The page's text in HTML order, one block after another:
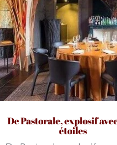
De Pastorale, explosif
étoiles